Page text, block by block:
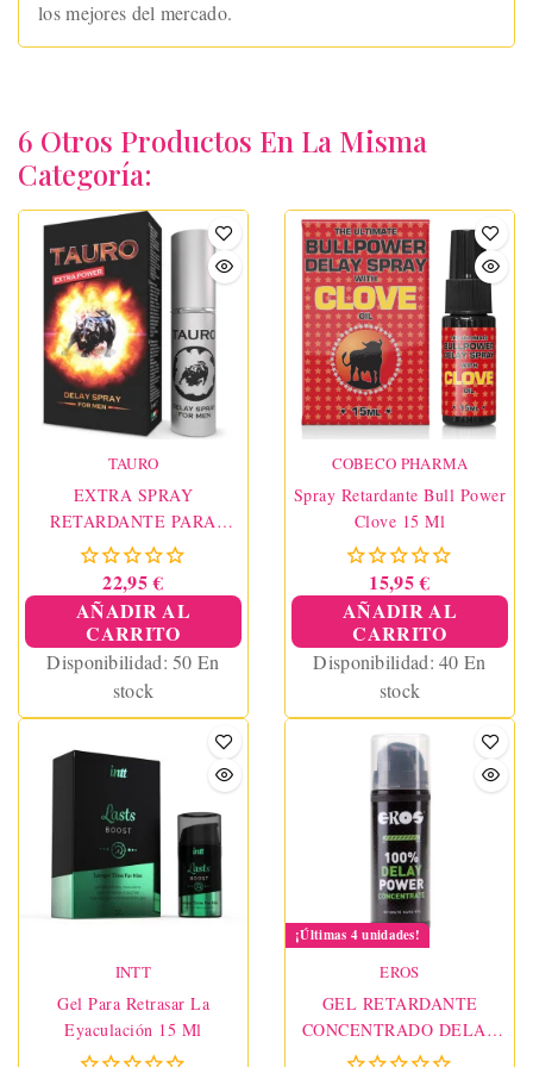
los mejores del mercado.
6 Otros Productos En La Misma
Categoría:
TAURO
EXTRA SPRAY
RETARDANTE PARA
HOMBRES 5 ML - TAURO
22,95 €
AÑADIR AL
CARRITO
Disponibilidad:50 En
stock
COBECO PHARMA
Spray Retardante Bull Power
Clove 15 Ml
15,95 €
AÑADIR AL
CARRITO
Disponibilidad:40 En
stock
INTT
Gel Para Retrasar La
Eyaculación 15 Ml
¡Últimas 4 unidades!
EROS
GEL RETARDANTE
CONCENTRADO DELAY
100% POWER 30 ML -